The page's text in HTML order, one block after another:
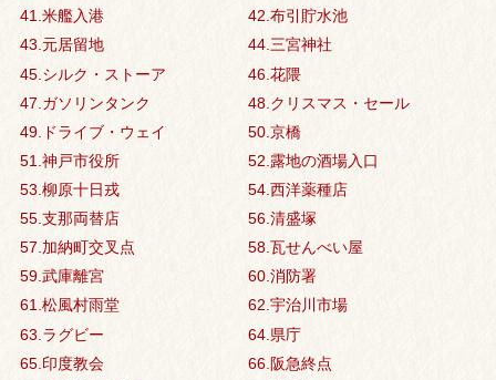
41.米艦入港
42.布引貯水池
43.元居留地
44.三宮神社
45.シルク・ストーア
46.花隈
47.ガソリンタンク
48.クリスマス・セール
49.ドライブ・ウェイ
50.京橋
51.神戸市役所
52.露地の酒場入口
53.柳原十日戎
54.西洋薬種店
55.支那両替店
56.清盛塚
57.加納町交叉点
58.瓦せんべい屋
59.武庫離宮
60.消防署
61.松風村雨堂
62.宇治川市場
63.ラグビー
64.県庁
65.印度教会
66.阪急終点